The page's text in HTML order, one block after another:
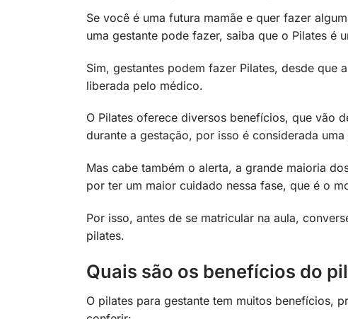
Se você é uma futura mamãe e quer fazer
uma gestante pode fazer, saiba que o Pilates é
Sim, gestantes podem fazer Pilates, desde
liberada pelo médico.
O Pilates oferece diversos benefícios, que vão
durante a gestação, por isso é considerada
Mas cabe também o alerta, a grande maioria
por ter um maior cuidado nessa fase, que é o
Por isso, antes de se matricular na aula,
pilates.
Quais são os benefícios do
O pilates para gestante tem muitos benefícios,